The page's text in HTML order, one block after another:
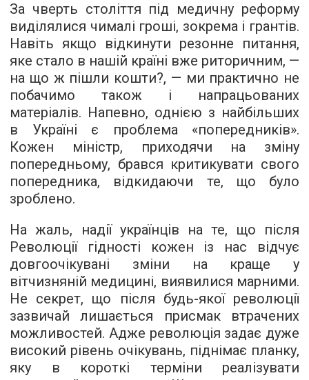
За чверть століття під медичну реформу
виділялися чималі гроші, зокрема і грантів.
Навіть якщо відкинути резонне питання,
яке стало в нашій країні вже риторичним, —
на що ж пішли кошти?, — ми практично не
побачимо також і напрацьованих
матеріалів. Напевно, однією з найбільших
в Україні є проблема «попередників».
Кожен міністр, приходячи на зміну
попередньому, брався критикувати свого
попередника, відкидаючи те, що було
зроблено.
На жаль, надії українців на те, що після
Революції гідності кожен із нас відчує
довгоочікувані зміни на краще у
вітчизняній медицині, виявилися марними.
Не секрет, що після будь-якої революції
зазвичай лишається присмак втрачених
можливостей. Адже революція задає дуже
високий рівень очікувань, піднімає планку,
яку в короткі терміни реалізувати